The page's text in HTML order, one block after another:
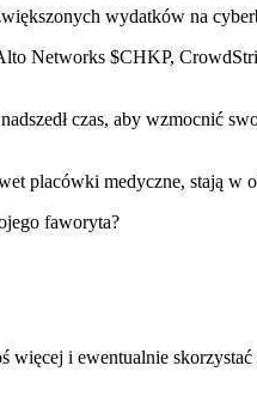
wydatków na
Networks $CHKP,
czas, aby wzmocnić
placówki medyczne, stają w
faworyta?
więcej i ewentualnie